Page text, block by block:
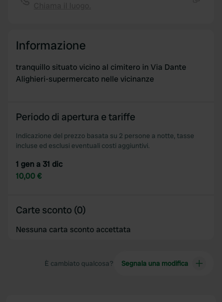
may combine it with other information that you’ve
of their services.
Informazione
tranquillo situato vicino al cimitero in Via Dante
Alighieri-supermercato nelle vicinanze
Periodo di apertura e tariffe
Indicazione del prezzo basata su 2 persone a notte, tasse
incluse ed esclusi eventuali costi aggiuntivi.
1 gen a 31 dic
10,00 €
Carte sconto (0)
Nessuna carta sconto accettata
È cambiato qualcosa? Segnala una modifica